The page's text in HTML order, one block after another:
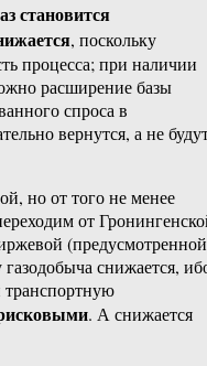
становится
, поскольку
процесса; при наличии
расширение базы
спроса в
вернутся, а не
но от того не менее
от
(предусмотренной
снижается,
. А снижается